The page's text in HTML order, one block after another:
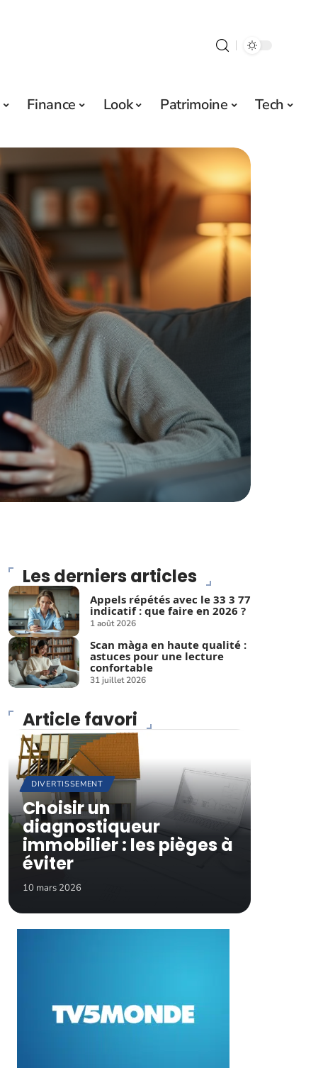
Finance Look Patrimoine Tech
Les derniers articles
Appels répétés avec le 33 3 77
indicatif : que faire en 2026 ?
1 août 2026
Scan màga en haute qualité :
astuces pour une lecture
confortable
31 juillet 2026
Article favori
DIVERTISSEMENT
Choisir un
diagnostiqueur
immobilier : les pièges à
éviter
10 mars 2026